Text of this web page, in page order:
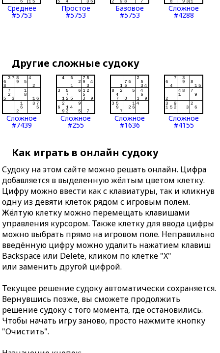
Среднее
#5753
Простое
#5753
Базовое
#5753
Сложное
#4288
Другие сложные судоку
Сложное
#7439
Сложное
#255
Сложное
#1636
Сложное
#4155
Как играть в онлайн судоку
Судоку на этом сайте можно решать онлайн. Цифра
добавляется в выделенную жёлтым цветом клетку.
Цифру можно ввести как с клавиатуры, так и кликнув
одну из девяти клеток рядом с игровым полем.
Жёлтую клетку можно перемещать клавишами
управления курсором. Также клетку для ввода цифры
можно выбрать прямо на игровом поле. Неправильно
введённую цифру можно удалить нажатием клавиш
Backspace или Delete, кликом по клетке "X"
или заменить другой цифрой.
Текущее решение судоку автоматически сохраняется.
Вернувшись позже, вы сможете продолжить
решение судоку с того момента, где остановились.
Чтобы начать игру заново, просто нажмите кнопку
"Очистить".